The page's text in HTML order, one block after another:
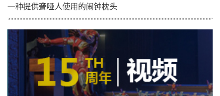
一种提供聋哑人使用的闹钟枕头